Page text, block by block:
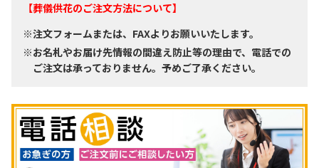
【葬儀供花のご注文方法について】
※注文フォームまたは、FAXよりお願いいたします。
※お名札やお届け先情報の間違え防止等の理由で、電話での
ご注文は承っておりません。予めご了承ください。